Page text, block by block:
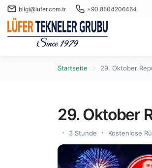
bilgi@lufer.com.tr +90 8504206464
Startseite 29. Oktober
29. Oktober
3 Stunde Kostenlose